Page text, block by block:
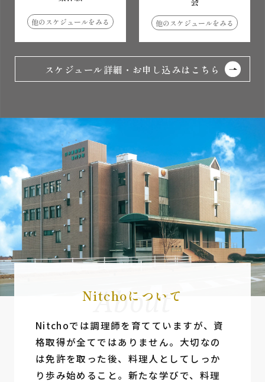
他のスケジュールをみる 他のスケジュールをみる
スケジュール詳細・お申し込みはこちら
Nitchoについて
About
Nitchoでは調理師を育てていますが、資
格取得が全てではありません。⼤切なの
は免許を取った後、料理⼈としてしっか
り歩み始めること。新たな学びで、料理